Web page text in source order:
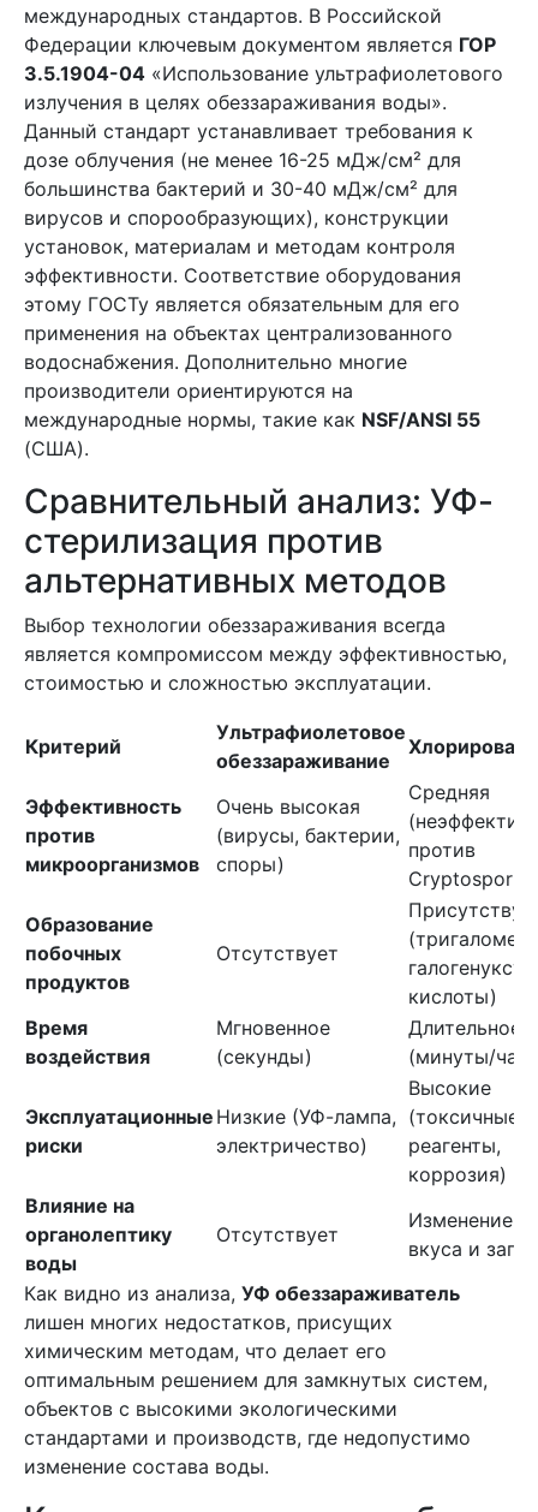
международных стандартов. В Российской
Федерации ключевым документом является ГОР
3.5.1904-04 «Использование ультрафиолетового
излучения в целях обеззараживания воды».
Данный стандарт устанавливает требования к
дозе облучения (не менее 16-25 мДж/см² для
большинства бактерий и 30-40 мДж/см² для
вирусов и спорообразующих), конструкции
установок, материалам и методам контроля
эффективности. Соответствие оборудования
этому ГОСТу является обязательным для его
применения на объектах централизованного
водоснабжения. Дополнительно многие
производители ориентируются на
международные нормы, такие как NSF/ANSI 55
(США).
Сравнительный анализ: УФ-
стерилизация против
альтернативных методов
Выбор технологии обеззараживания всегда
является компромиссом между эффективностью,
стоимостью и сложностью эксплуатации.
Критерий
Ультрафиолетовое
обеззараживание
Эффективность
против
микроорганизмов
Очень высокая
(вирусы, бактерии,
споры)
Средняя
против
Образование
побочных
продуктов
Отсутствует
кислоты)
Время
воздействия
Мгновенное
(секунды)
Длительное
(минуты/
Эксплуатационные
риски
Низкие (УФ-лампа,
электричество)
Высокие
(токсичные
реагенты,
коррозия)
Влияние на
органолептику
воды
Отсутствует
Изменение
вкуса и
Как видно из анализа, УФ обеззараживатель
лишен многих недостатков, присущих
химическим методам, что делает его
оптимальным решением для замкнутых систем,
объектов с высокими экологическими
стандартами и производств, где недопустимо
изменение состава воды.